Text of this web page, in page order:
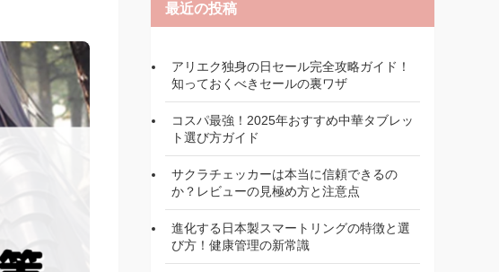
最近の投稿
アリエク独身の日セール完全攻略ガイド！
知っておくべきセールの裏ワザ
コスパ最強！2025年おすすめ中華タブレッ
ト選び方ガイド
サクラチェッカーは本当に信頼できるの
か？レビューの見極め方と注意点
進化する日本製スマートリングの特徴と選
び方！健康管理の新常識